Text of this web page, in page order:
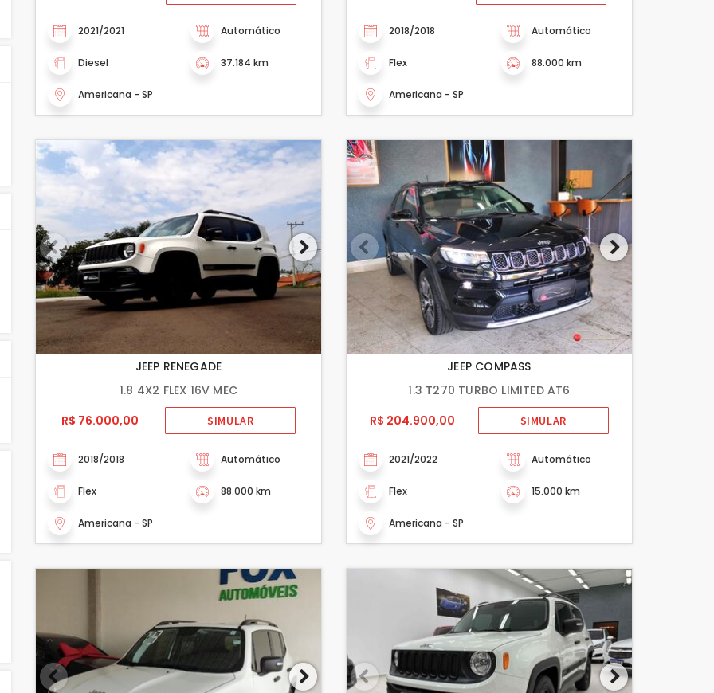
2021/2021 Automático
Diesel 37.184 km
Americana - SP
2018/2018 Automático
Flex 88.000 km
Americana - SP
JEEP RENEGADE
1.8 4X2 FLEX 16V MEC
R$ 76.000,00
SIMULAR
2018/2018 Automático
Flex 88.000 km
Americana - SP
JEEP COMPASS
1.3 T270 TURBO LIMITED AT6
R$ 204.900,00
SIMULAR
2021/2022 Automático
Flex 15.000 km
Americana - SP